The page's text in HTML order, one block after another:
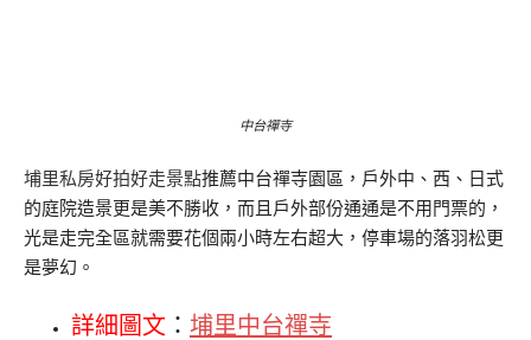
中台禪寺
埔里私房好拍好走景點推薦中台禪寺園區，戶外中、西、日式
的庭院造景更是美不勝收，而且戶外部份通通是不用門票的，
光是走完全區就需要花個兩小時左右超大，停車場的落羽松更
是夢幻。
詳細圖文 ： 埔里中台禪寺